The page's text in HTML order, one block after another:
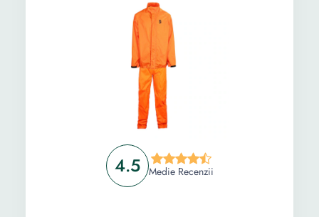
4.5 Medie Recenzii